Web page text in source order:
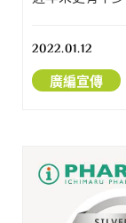
2022.01.12
廣編宣傳